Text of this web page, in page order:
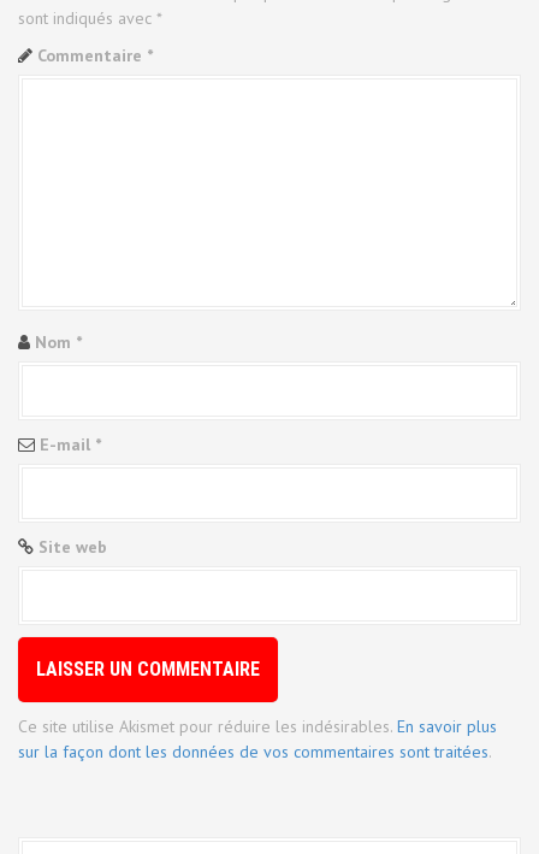
t
l
a
t
i
e
sont indiqués avec *
Commentaire *
Nom *
E-mail *
Site web
Ce site utilise Akismet pour réduire les indésirables. En savoir plus
sur la façon dont les données de vos commentaires sont traitées.